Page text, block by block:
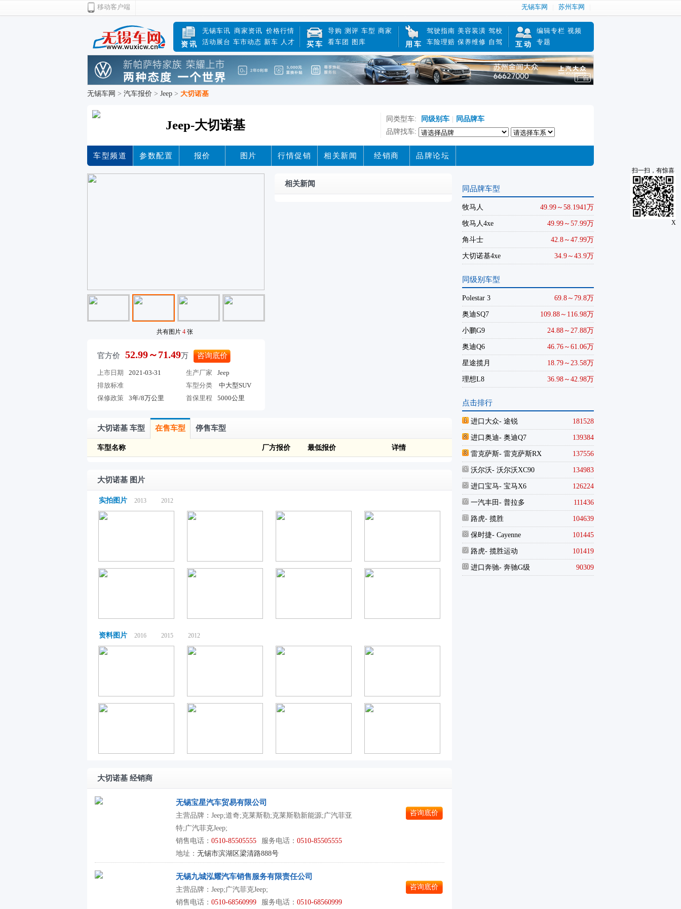
移动客户端 无锡车网 苏州车网
资讯
无锡车讯 商家资讯 价格行情
活动展台 车市动态 新车 人才 买车
导购 测评 车型 商家
看车团
图库 用车
驾驶指南 美容装潢 驾校
车险理赔 保养维修 自驾 互动
编辑专栏 视频
专题
无锡车网 > 汽车报价 > Jeep > 大切诺基
Jeep-大切诺基 同类型车: 同级别车
同品牌车
品牌找车:
车型频道 参数配置 报价 图片 行情促销 相关新闻 经销商 品牌论坛
共有图片 4 张
官方价 52.99～71.49万 咨询底价
上市日期 2021-03-31 生产厂家
Jeep
排放标准
车型分类
中大型SUV
保修政策
3年/8万公里 首保里程 5000公里
相关新闻
大切诺基 车型 在售车型 停售车型
车型名称 厂方报价 最低报价 详情
大切诺基 图片
实拍图片 2013 2012
资料图片 2016 2015 2012
大切诺基 经销商
无锡宝星汽车贸易有限公司
主营品牌：Jeep;道奇;克莱斯勒;克莱斯勒新能源;广汽菲亚
特;广汽菲克Jeep;
销售电话： 0510-85505555 服务电话： 0510-85505555
地址： 无锡市滨湖区梁清路888号
咨询底价
无锡九城泓耀汽车销售服务有限责任公司
主营品牌：Jeep;广汽菲克Jeep;
销售电话： 0510-68560999 服务电话： 0510-68560999
咨询底价
同品牌车型
牧马人 49.99～58.1941万
牧马人4xe 49.99～57.99万
角斗士 42.8～47.99万
大切诺基4xe 34.9～43.9万
同级别车型
Polestar 3 69.8～79.8万
奥迪SQ7 109.88～116.98万
小鹏G9 24.88～27.88万
奥迪Q6 46.76～61.06万
星途揽月 18.79～23.58万
理想L8 36.98～42.98万
点击排行
进口大众- 途锐 181528
进口奥迪- 奥迪Q7 139384
雷克萨斯- 雷克萨斯RX 137556
沃尔沃- 沃尔沃XC90 134983
进口宝马- 宝马X6 126224
一汽丰田 - 普拉多 111436
路虎- 揽胜 104639
保时捷- Cayenne 101445
路虎- 揽胜运动 101419
进口奔驰- 奔驰G级 90309
扫一扫，有惊喜
X